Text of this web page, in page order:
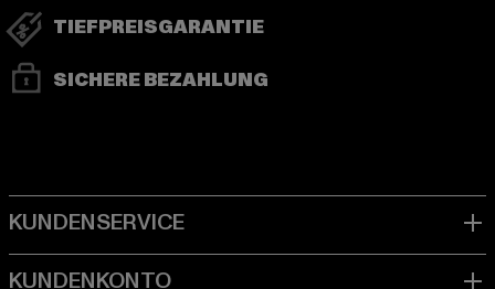
TIEFPREISGARANTIE
SICHERE BEZAHLUNG